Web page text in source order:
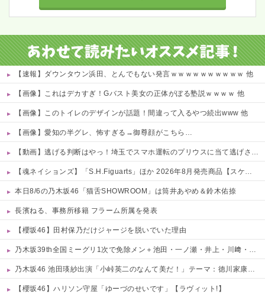
【速報】ダウンタウン浜田、とんでもない発言ｗｗｗｗｗｗｗｗｗｗ 他
【画像】これはデカすぎ！Gバスト美女の正体がぼる塾説ｗｗｗｗ 他
【画像】このトイレのデザインが話題！間違って入るやつ続出www 他
【画像】愛知の半グレ、怖すぎる→御尊顔がこちら…
【動画】逃げる判断はやっ！埼玉でスマホ運転のプリウスに当て逃げされる車載。
【魂ネイションズ】「S.H.Figuarts」ほか 2026年8月発売商品【スケジュール公開】
本日8/6の乃木坂46「猫舌SHOWROOM」は筒井あやめ＆鈴木佑捺
長濱ねる、事務所移籍 フラーム所属を発表
【櫻坂46】田村保乃だけジャージを脱いでいた理由
乃木坂39th全国ミーグリ1次で免除メン＋池田・一ノ瀬・井上・川﨑・菅原・中西が全完売
乃木坂46 池田瑛紗出演「小峠英二のなんて美だ！」テーマ：徳川家康【2025.8.5 24:00〜 TOKYO MX】
【櫻坂46】ハリソン守屋「ゆーづのせいです」【ラヴィット!】